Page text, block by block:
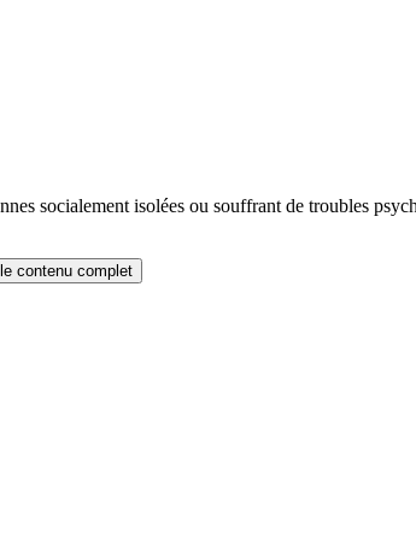
socialement isolées ou souffrant de troubles
contenu complet